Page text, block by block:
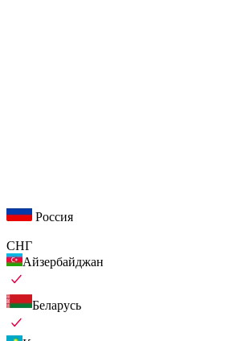
Россия
СНГ
Айзербайджан
Беларусь